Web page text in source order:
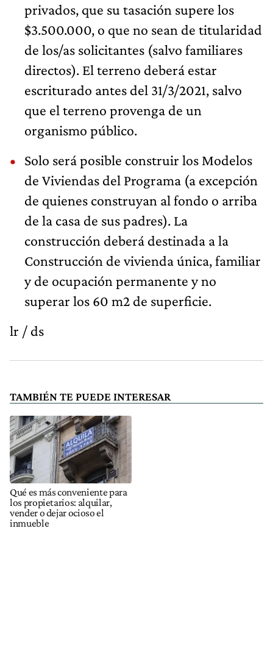
privados, que su tasación supere los
$3.500.000, o que no sean de titularidad
de los/as solicitantes (salvo familiares
directos). El terreno deberá estar
escriturado antes del 31/3/2021, salvo
que el terreno provenga de un
organismo público.
Solo será posible construir los Modelos
de Viviendas del Programa (a excepción
de quienes construyan al fondo o arriba
de la casa de sus padres). La
construcción deberá destinada a la
Construcción de vivienda única, familiar
y de ocupación permanente y no
superar los 60 m2 de superficie.
lr / ds
TAMBIÉN TE PUEDE INTERESAR
Qué es más conveniente para
los propietarios: alquilar,
vender o dejar ocioso el
inmueble